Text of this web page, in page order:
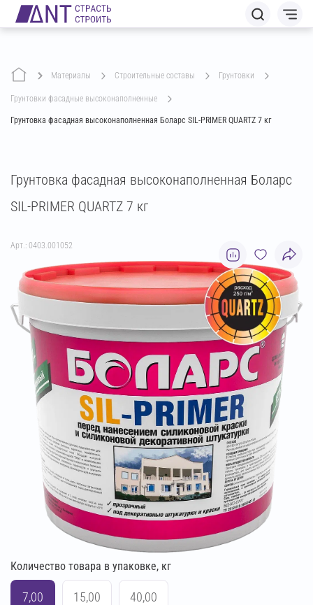
Материалы строительные составы грунтовки
грунтовки фасадные высоконаполненные
Грунтовка фасадная высоконаполненная Боларс SIL-PRIMER QUARTZ 7 кг
Грунтовка фасадная высоконаполненная Боларс
SIL-PRIMER QUARTZ 7 кг
Арт.: 0403.001052
Количество товара в упаковке, кг
7,00 15,00 40,00